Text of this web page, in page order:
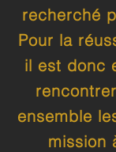
recherché
Pour la
il est donc
ensemble
mission